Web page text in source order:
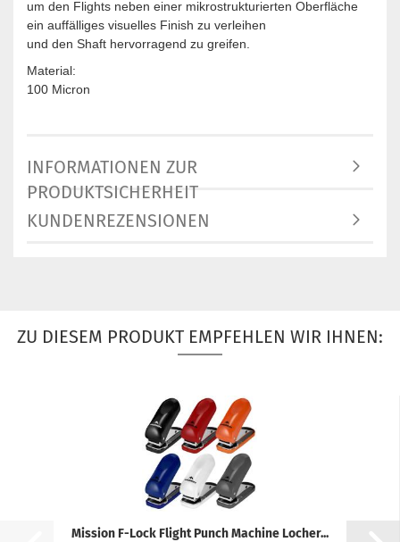
um den Flights neben einer mikrostrukturierten Oberfläche
ein auffälliges visuelles Finish zu verleihen
und den Shaft hervorragend zu greifen.
Material:
100 Micron
INFORMATIONEN ZUR
PRODUKTSICHERHEIT
KUNDENREZENSIONEN
ZU DIESEM PRODUKT EMPFEHLEN WIR IHNEN:
Mission F-Lock Flight Punch Machine Locher...